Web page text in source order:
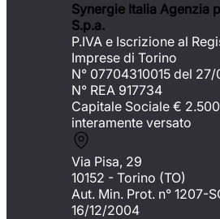
Synergie Italia Agenzia
S.p.a.
P.IVA e Iscrizione al
Imprese di Torino
N° 07704310015 del
N° REA 917734
Capitale Sociale €
interamente versato
Via Pisa, 29
10152 - Torino (TO)
Aut. Min. Prot. n° 1207-
16/12/2004